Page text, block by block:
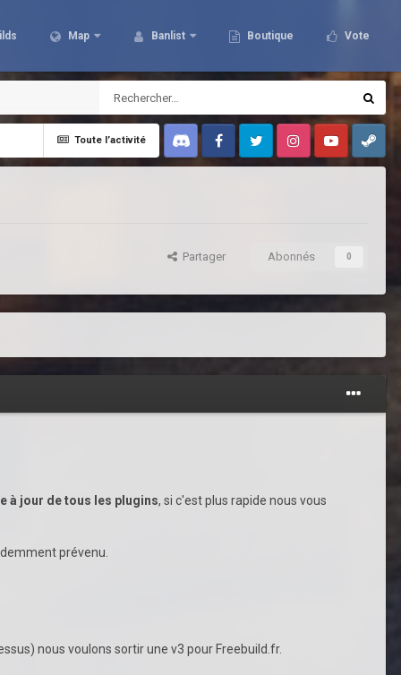
Map Banlist Boutique Vote
Toute l’activité
Discord FacebookTwitter InstagramYoutubeSteam
Partager Abonnés 0
à jour de tous les plugins, si c'est plus rapide nous vous
prévenu.
nous voulons sortir une v3 pour Freebuild.fr.